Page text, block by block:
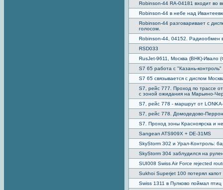
Robinson-44 RA-04181 входит во
Robinson-44 в небе над
Robinson-44 разговаривает с
голосом.
Robinson-44, 04152. Радиообмен
RSD033
RusJet-9611, Москва (ВНК)-Ивало
S7 65 работа с "Казань-контроль"
S7 65 связывается с диспом
S7, рейс 777. Проход по трассе
c зоной ожидания на Марьино-
S7, рейс 778 - маршрут от
S7, рейс 778. Домодедово-
S7. Проход зоны Красноярска и
Sangean ATS909X + DE-31MS
SkyStorm 302 и Урал-Контроль:
SkyStorm 304 заблудился на
SUI008 Swiss Air Force rejected
Sukhoi Superjet 100 потерял
Swiss 1311 в Пулково поймал птиц